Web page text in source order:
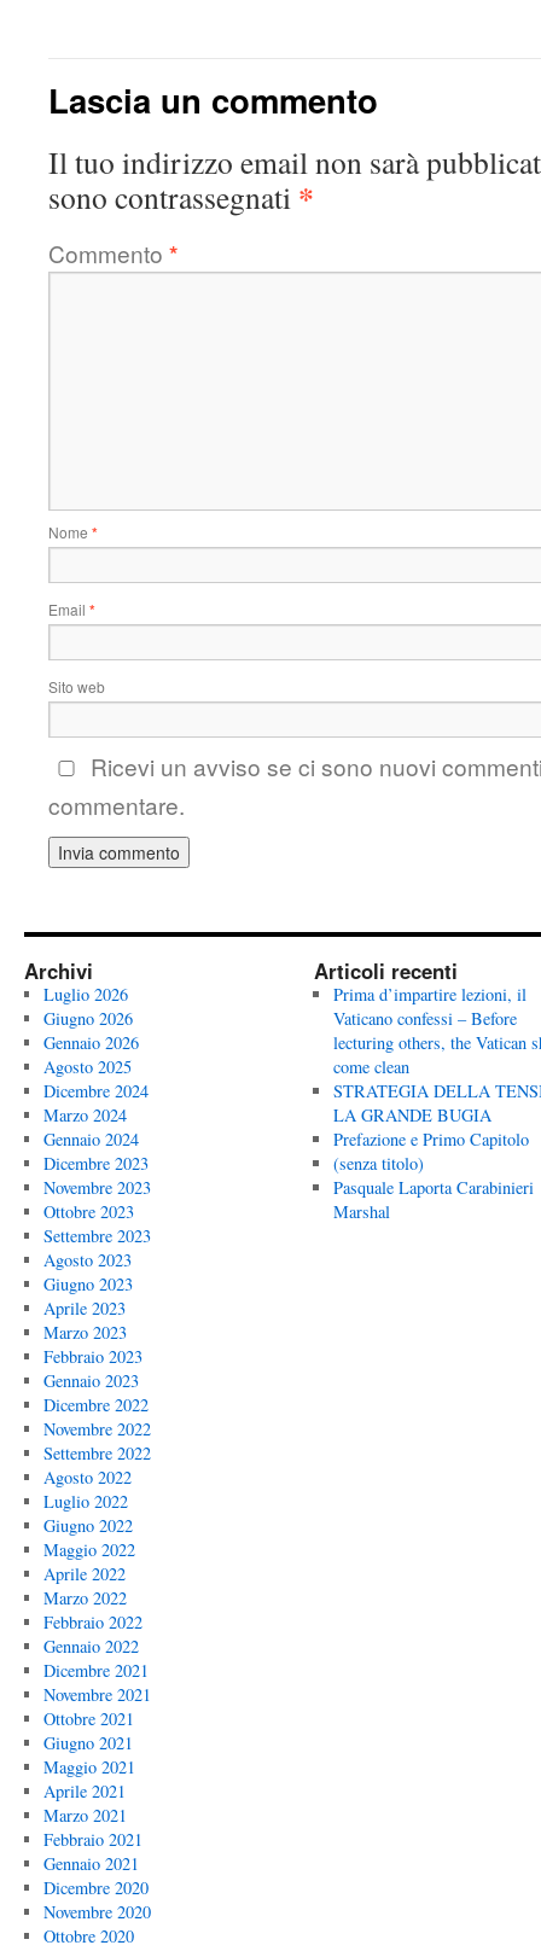
Lascia un commento
Il tuo indirizzo email non sarà
sono contrassegnati *
Commento *
Nome *
Email *
Sito web
Ricevi un avviso se ci sono nuovi
commentare.
Archivi
Luglio 2026
Giugno 2026
Gennaio 2026
Agosto 2025
Dicembre 2024
Marzo 2024
Gennaio 2024
Dicembre 2023
Novembre 2023
Ottobre 2023
Settembre 2023
Agosto 2023
Giugno 2023
Aprile 2023
Marzo 2023
Febbraio 2023
Gennaio 2023
Dicembre 2022
Novembre 2022
Settembre 2022
Agosto 2022
Luglio 2022
Giugno 2022
Maggio 2022
Aprile 2022
Marzo 2022
Febbraio 2022
Gennaio 2022
Dicembre 2021
Novembre 2021
Ottobre 2021
Giugno 2021
Maggio 2021
Aprile 2021
Marzo 2021
Febbraio 2021
Gennaio 2021
Dicembre 2020
Novembre 2020
Ottobre 2020
Articoli recenti
Prima d’impartire lezioni, il
Vaticano confessi – Before
lecturing others, the Vatican
come clean
STRATEGIA DELLA
LA GRANDE BUGIA
Prefazione e Primo Capitolo
(senza titolo)
Pasquale Laporta Carabinieri
Marshal